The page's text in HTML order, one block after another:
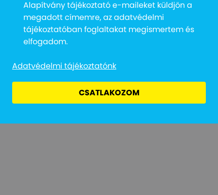
Adatvédelmi Tájékoztató Jogi Nyilatkozat
Alapítvány tájékoztató e-maileket küldjön a
megadott címemre, az adatvédelmi
tájékoztatóban foglaltakat megismertem és
elfogadom.
Adatvédelmi tájékoztatónk
CSATLAKOZOM